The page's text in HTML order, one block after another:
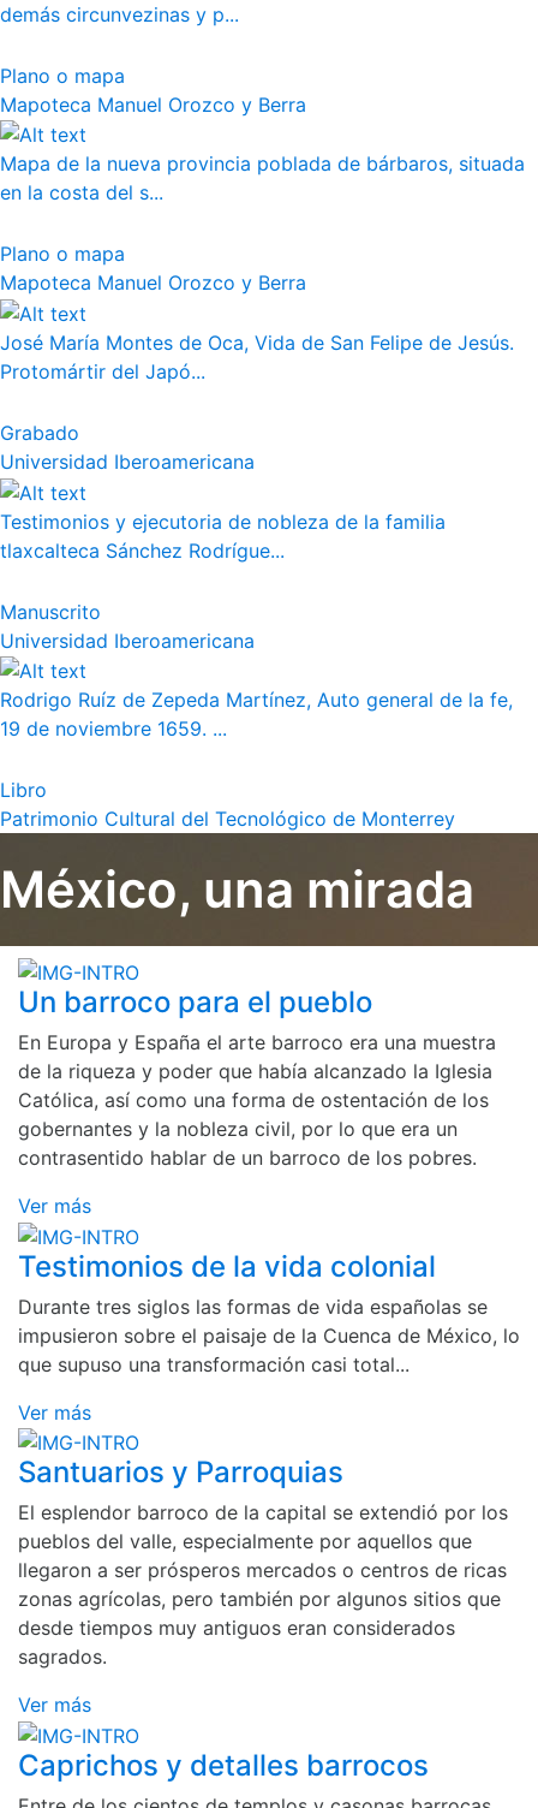
demás circunvezinas y p...
Plano o mapa
Mapoteca Manuel Orozco y Berra
Mapa de la nueva provincia poblada de bárbaros, situada
en la costa del s...
Plano o mapa
Mapoteca Manuel Orozco y Berra
José María Montes de Oca, Vida de San Felipe de Jesús.
Protomártir del Japó...
Grabado
Universidad Iberoamericana
Testimonios y ejecutoria de nobleza de la familia
tlaxcalteca Sánchez Rodrígue...
Manuscrito
Universidad Iberoamericana
Rodrigo Ruíz de Zepeda Martínez, Auto general de la fe,
19 de noviembre 1659. ...
Libro
Patrimonio Cultural del Tecnológico de Monterrey
México, una mirada
Un barroco para el pueblo
En Europa y España el arte barroco era una muestra
de la riqueza y poder que había alcanzado la Iglesia
Católica, así como una forma de ostentación de los
gobernantes y la nobleza civil, por lo que era un
contrasentido hablar de un barroco de los pobres.
Ver más
Testimonios de la vida colonial
Durante tres siglos las formas de vida españolas se
impusieron sobre el paisaje de la Cuenca de México, lo
que supuso una transformación casi total...
Ver más
Santuarios y Parroquias
El esplendor barroco de la capital se extendió por los
pueblos del valle, especialmente por aquellos que
llegaron a ser prósperos mercados o centros de ricas
zonas agrícolas, pero también por algunos sitios que
desde tiempos muy antiguos eran considerados
sagrados.
Ver más
Caprichos y detalles barrocos